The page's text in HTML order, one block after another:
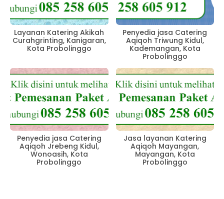
Layanan Katering Akikah
Curahgrinting, Kanigaran,
Kota Probolinggo
Penyedia jasa Catering
Aqiqoh Triwung Kidul,
Kademangan, Kota
Probolinggo
Penyedia jasa Catering
Aqiqoh Jrebeng Kidul,
Wonoasih, Kota
Probolinggo
Jasa layanan Katering
Aqiqoh Mayangan,
Mayangan, Kota
Probolinggo